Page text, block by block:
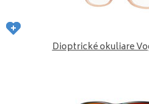
Dioptrické okuliare